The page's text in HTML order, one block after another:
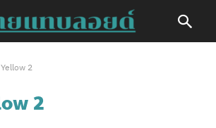
2
2